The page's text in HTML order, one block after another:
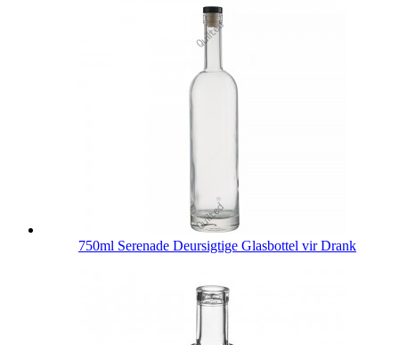
750ml Serenade Deursigtige Glasbottel vir Drank